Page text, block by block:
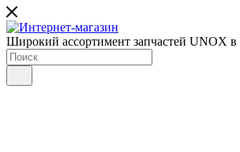
Широкий ассортимент запчастей UNOX в